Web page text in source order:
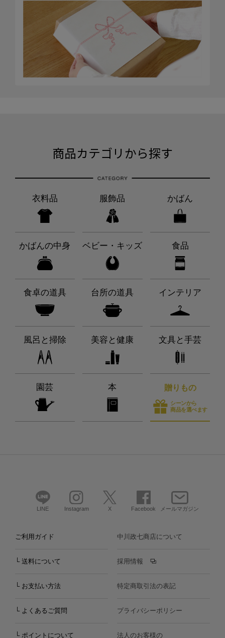
商品カテゴリから探す
衣料品 服飾品 かばん
かばんの中身 ベビー・キッズ 食品
食卓の道具 台所の道具 インテリア
風呂と掃除 美容と健康 文具と手芸
園芸 本 贈りもの
シーンから
商品を選べます
LINE Instagram X Facebook メールマガジン
ご利用ガイド
└ 送料について
└ お支払い方法
└ よくあるご質問
└ ポイントについて
中川政七商店について
採用情報
特定商取引法の表記
プライバシーポリシー
法人のお客様の